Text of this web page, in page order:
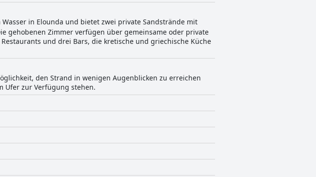
in Elounda und bietet zwei private Sandstrände mit
gehobenen Zimmer verfügen über gemeinsame oder private
und drei Bars, die kretische und griechische Küche
den Strand in wenigen Augenblicken zu erreichen
Ufer zur Verfügung stehen.